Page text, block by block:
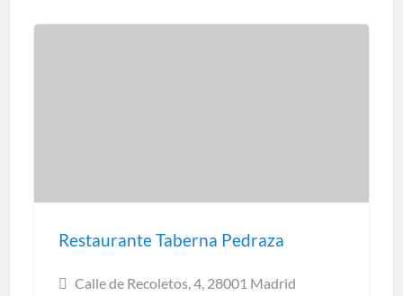
Restaurante Taberna Pedraza
Calle de Recoletos, 4, 28001 Madrid